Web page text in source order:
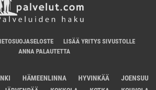
LISÄÄ YRITYS SIVUSTOLLE
ANNA PALAUTETTA
HÄMEENLINNA HYVINKÄÄ
JOENSUU